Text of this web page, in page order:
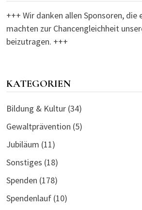
+++ Wir danken allen Sponsoren, die
machten zur Chancengleichheit
beizutragen. +++
KATEGORIEN
Bildung & Kultur(34)
Gewaltprävention (5)
Jubiläum (11)
Sonstiges (18)
Spenden (178)
Spendenlauf(10)